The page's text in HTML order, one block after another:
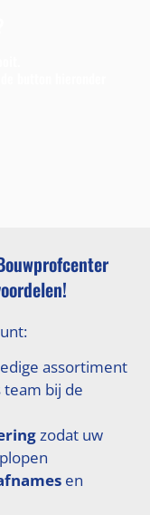
assortiment
bij de
zodat uw
en